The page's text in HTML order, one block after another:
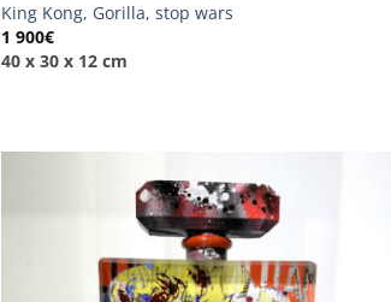
King Kong, Gorilla, stop wars
1 900€
40 x 30 x 12 cm